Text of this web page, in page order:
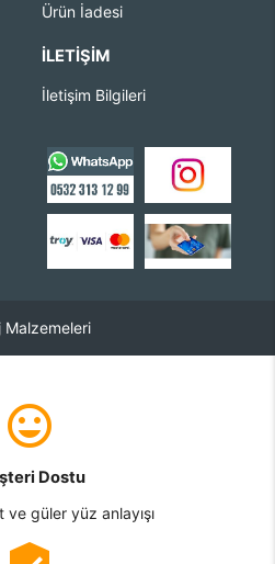
Ürün İadesi
İLETIŞIM
İletişim Bilgileri
Dostu
ve güler yüz anlayışı